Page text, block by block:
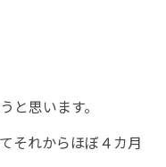
と思います。
それからほぼ４カ月